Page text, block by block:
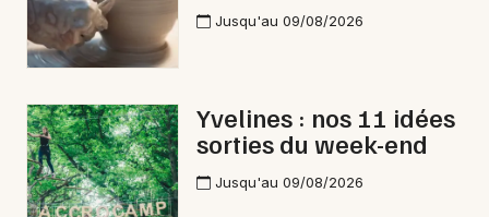
Jusqu'au 09/08/2026
Yvelines : nos 11 idées
sorties du week-end
Jusqu'au 09/08/2026